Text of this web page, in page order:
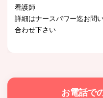
看護師
詳細はナースパワー迄お問
合わせ下さい
お電話で